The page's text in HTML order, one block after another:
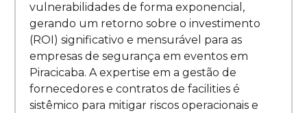
vulnerabilidades de forma exponencial,
gerando um retorno sobre o investimento
(ROI) significativo e mensurável para as
empresas de segurança em eventos em
Piracicaba. A expertise em a gestão de
fornecedores e contratos de facilities é
sistêmico para mitigar riscos operacionais e